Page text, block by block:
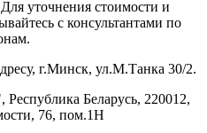
уточнения стоимости и
с консультантами по
г.Минск, ул.М.Танка 30/2.
Беларусь, 220012,
76, пом.1Н